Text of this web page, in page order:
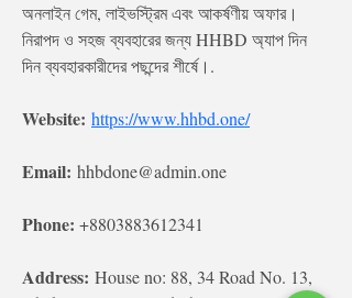
অনলাইন গেম, লাইভস্ট্রিম এবং আকর্ষণীয় অফার।
নিরাপদ ও সহজ ব্যবহারের জন্য HHBD অ্যাপ দিন
দিন ব্যবহারকারীদের পছন্দের শীর্ষে।.
Website: https://www.hhbd.one/
Email: hhbdone@admin.one
Phone: +8803883612341
Address: House no: 88, 34 Road No. 13,